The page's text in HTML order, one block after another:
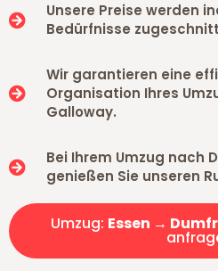
Unsere Preise werden
Bedürfnisse
Wir garantieren eine
Organisation Ihres
Galloway.
Bei Ihrem Umzug nach
genießen Sie unseren
Umzug: Essen →